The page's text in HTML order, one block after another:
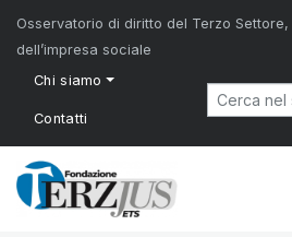
Osservatorio di diritto del Terzo
dell’impresa sociale
Chi siamo
Contatti